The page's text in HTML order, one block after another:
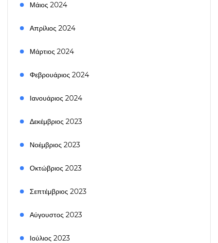
Μάιος 2024
Απρίλιος 2024
Μάρτιος 2024
Φεβρουάριος 2024
Ιανουάριος 2024
Δεκέμβριος 2023
Νοέμβριος 2023
Οκτώβριος 2023
Σεπτέμβριος 2023
Αύγουστος 2023
Ιούλιος 2023